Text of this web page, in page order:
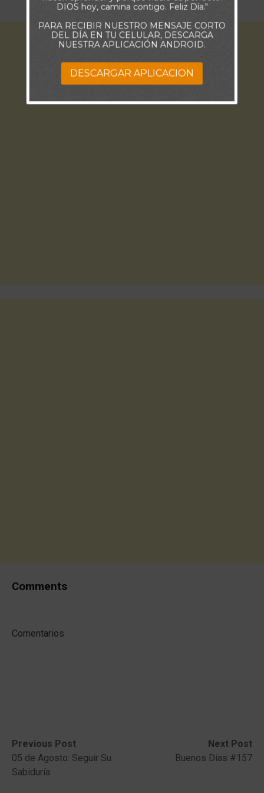
Comments
Comentarios
Post
navigation
Previous Post
Previous
post:05 de Agosto: Seguir Su
Sabiduría
Next Post
Next
post:
Buenos Días #157
DIOS hoy, camina contigo. Feliz Día."
PARA RECIBIR NUESTRO MENSAJE CORTO
DEL DÍA EN TU CELULAR, DESCARGA
NUESTRA APLICACIÓN ANDROID.
DESCARGAR APLICACION